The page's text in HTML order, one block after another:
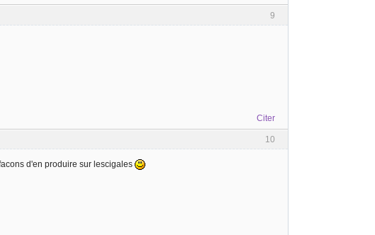
9
Citer
10
d'en produire sur lescigales